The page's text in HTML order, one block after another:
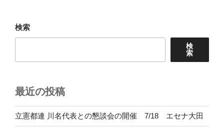
ン
検索
検
索
最近の投稿
立憲都連 川名代表との懇談会の開催 7/18 エセナ大田